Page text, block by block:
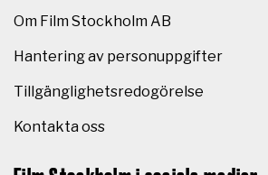
Om Film Stockholm AB
Hantering av personuppgifter
Tillgänglighetsredogörelse
Kontakta oss